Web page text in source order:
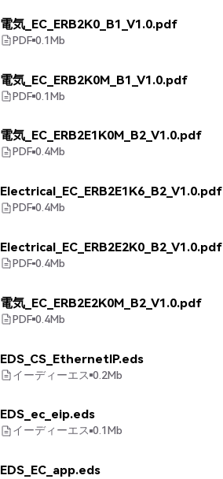
電気_EC_ERB2K0_B1_V1.0.pdf
PDF 0.1Mb
電気_EC_ERB2K0M_B1_V1.0.pdf
PDF 0.1Mb
電気_EC_ERB2E1K0M_B2_V1.0.pdf
PDF 0.4Mb
Electrical_EC_ERB2E1K6_B2_V1.0.pdf
PDF 0.4Mb
Electrical_EC_ERB2E2K0_B2_V1.0.pdf
PDF 0.4Mb
電気_EC_ERB2E2K0M_B2_V1.0.pdf
PDF 0.4Mb
EDS_CS_EthernetIP.eds
イーディーエス 0.2Mb
EDS_ec_eip.eds
イーディーエス 0.1Mb
EDS_EC_app.eds